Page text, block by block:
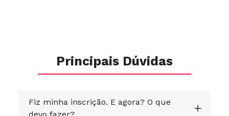
Principais Dúvidas
Fiz minha inscrição. E agora? O que